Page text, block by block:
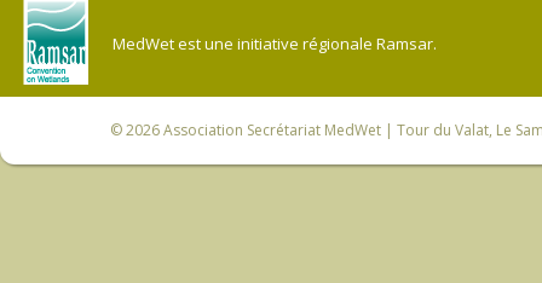
MedWet est une initiative régionale Ramsar.
© 2026Association Secrétariat MedWet | Tour du Valat, Le